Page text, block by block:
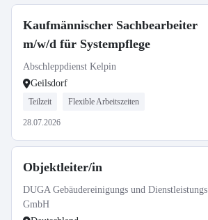
Kaufmännischer Sachbearbeiter
m/w/d für Systempflege
Abschleppdienst Kelpin
Geilsdorf
Teilzeit Flexible Arbeitszeiten
28.07.2026
Objektleiter/in
DUGA Gebäudereinigungs und Dienstleistungs
GmbH